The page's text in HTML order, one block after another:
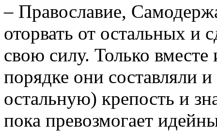
– Православие,
оторвать от остальных и
свою силу. Только
порядке они составляли
остальную) крепость и
пока превозмогает